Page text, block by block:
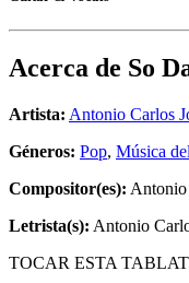
Acerca de So
Artista: Antonio Carlos
Géneros: Pop, Música
Compositor(es): Antonio
Letrista(s): Antonio
TOCAR ESTA